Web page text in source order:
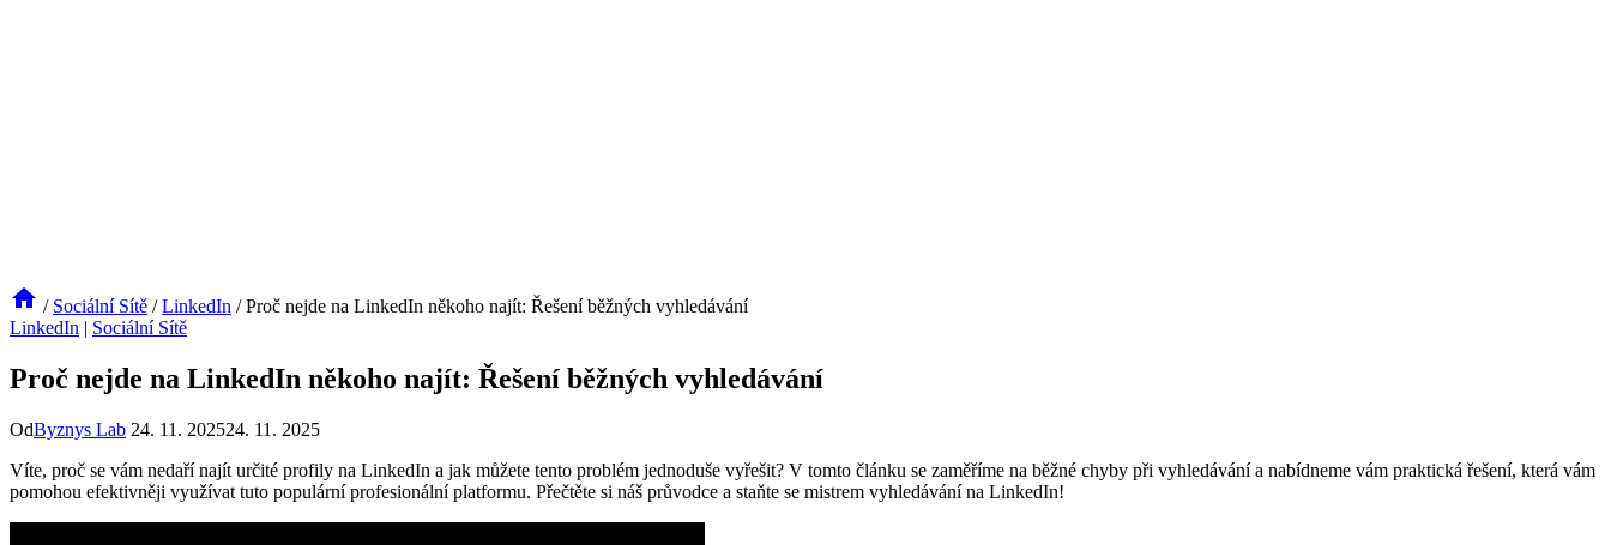
/ Sociální Sítě / LinkedIn / Proč nejde na LinkedIn někoho najít: Řešení běžných vyhledávání
LinkedIn | Sociální Sítě
Proč nejde na LinkedIn někoho najít: Řešení běžných vyhledávání
OdByznys Lab 24. 11. 202524. 11. 2025
Víte, proč se vám nedaří najít určité profily na LinkedIn a jak můžete tento problém jednoduše vyřešit? V tomto článku se zaměříme na běžné chyby při vyhledávání a nabídneme vám praktická řešení, která vám
pomohou efektivněji využívat tuto populární profesionální platformu. Přečtěte si náš průvodce a staňte se mistrem vyhledávání na LinkedIn!